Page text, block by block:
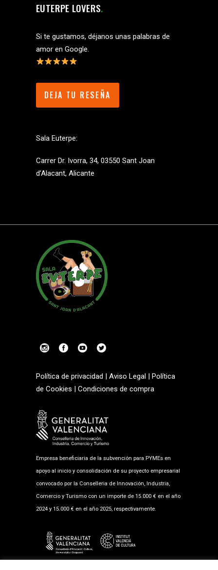
EUTERPE LOVERS
Si te gustamos, déjanos unas palabras de
amor en Google.
DEJA TU RESEÑA
Sala Euterpe:
Carrer Dr. Ivorra, 34, 03550 Sant Joan
d’Alacant, Alicante
Política de privacidad | Aviso Legal | Política
de Cookies | Condiciones de compra
Empresa beneficiaria de la subvención para PYMEs en
apoyo al inicio y consolidación de su proyecto empresarial
convocado por la Conselleria de Innovación, Industria,
Comercio y Turismo con un importe de 15.000 € en el año
2024 y 15.000 € en el año 2025, respectivamente.